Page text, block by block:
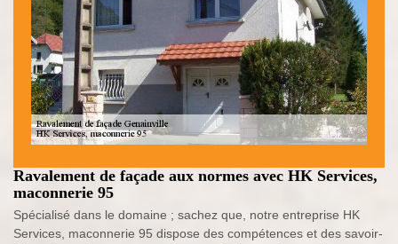
Ravalement de façade aux normes avec HK Services,
maconnerie 95
Spécialisé dans le domaine ; sachez que, notre entreprise HK
Services, maconnerie 95 dispose des compétences et des savoir-